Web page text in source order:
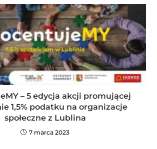
– 5 edycja akcji promującej
1,5% podatku na organizacje
społeczne z Lublina
7 marca 2023